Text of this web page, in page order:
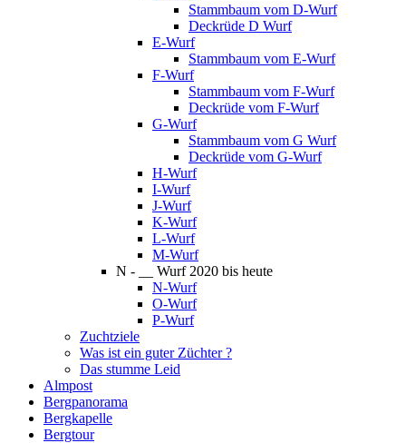
Stammbaum vom D-Wurf
Deckrüde D Wurf
E-Wurf
Stammbaum vom E-Wurf
F-Wurf
Stammbaum vom F-Wurf
Deckrüde vom F-Wurf
G-Wurf
Stammbaum vom G Wurf
Deckrüde vom G-Wurf
H-Wurf
I-Wurf
J-Wurf
K-Wurf
L-Wurf
M-Wurf
N - __ Wurf 2020 bis heute
N-Wurf
O-Wurf
P-Wurf
Zuchtziele
Was ist ein guter Züchter ?
Das stumme Leid
Almpost
Bergpanorama
Bergkapelle
Bergtour